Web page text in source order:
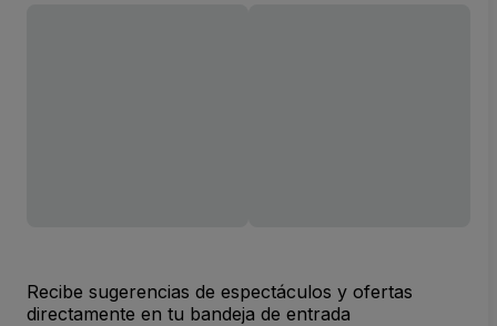
Recibe sugerencias de espectáculos y ofertas
directamente en tu bandeja de entrada